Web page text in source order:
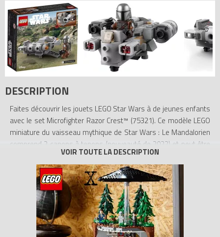
DESCRIPTION
Faites découvrir les jouets LEGO Star Wars à de jeunes enfants
avec le set Microfighter Razor Crest™ (75321). Ce modèle LEGO
miniature du vaisseau mythique de Star Wars : Le Mandalorien
comprend 2 canons à tenons (nouveauté de 2022) et peut être
construit rapidement. Le set inclut une minifigurine LEGO du
Mandalorien portant la tenue de la saison 2 de Star Wars : Le
Mandalorien, avec un jetpack à construire et un pistolet blaster
source de jeu créatif.
Pour les enfants de 6 ans et plus
Vous souhaitez offrir cet incroyable jouet à un enfant qui débute
dans la construction LEGO ? Pas de souci grâce aux instructions